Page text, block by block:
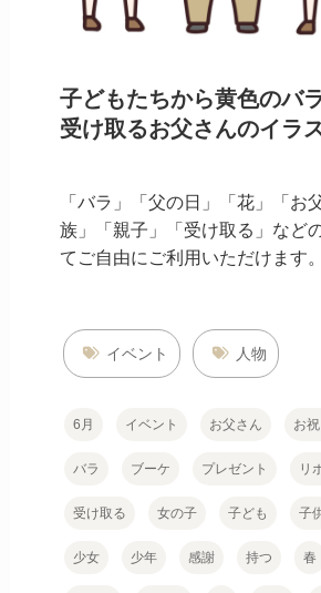
子どもたちから黄色のバ
受け取るお父さんのイラ
「バラ」「父の日」「花」「お
族」「親子」「受け取る」など
てご自由にご利用いただけます。
イベント 人物
6月 イベント お父さん お
バラ ブーケ プレゼント リ
受け取る 女の子 子ども 子
少女 少年 感謝 持つ 春